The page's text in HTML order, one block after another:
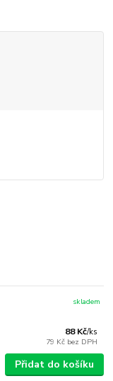
88 Kč/ks
79 Kč bez DPH
skladem
Přidat do košíku